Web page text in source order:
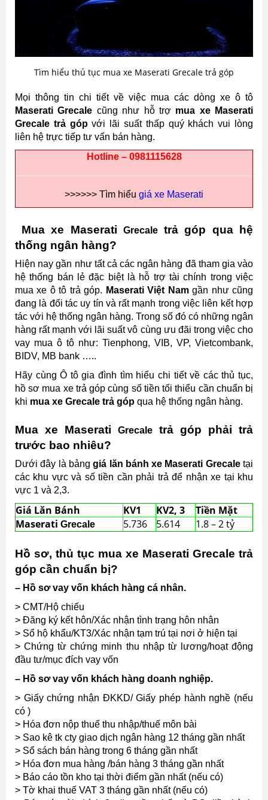
Tìm hiểu thủ tục mua xe Maserati Grecale trả góp
Mọi thông tin chi tiết về việc mua các dòng xe ô tô
Maserati Grecale cũng như hỗ trợ mua xe Maserati
Grecale trả gópvới lãi suất thấp quý khách vui lòng
liên hệ trực tiếp tư vấn bán hàng.
Hotline – 0981115628
>>>>>> Tìm hiểu giá xe Maserati
Mua xe Maserati Grecale trả góp qua hệ
thống ngân hàng?
Hiện nay gần như tất cả các ngân hàng đã tham gia vào
hệ thống bán lẻ đặc biệt là hỗ trợ tài chính trong việc
mua xe ô tô trả góp. Maserati Việt Namgần như cũng
đang là đối tác uy tín và rất mạnh trong việc liên kết hợp
tác với hệ thống ngân hàng. Trong số đó có những ngân
hàng rất mạnh với lãi suất vô cùng ưu đãi trong việc cho
vay mua ô tô như: Tienphong, VIB, VP, Vietcombank,
BIDV, MB bank …..
Hãy cùng Ô tô gia đình tìm hiểu chi tiết về các thủ tục,
hồ sơ mua xe trả góp cùng số tiền tối thiểu cần chuẩn bị
khi mua xe Grecale trả góp qua hệ thống ngân hàng.
Mua xe MaseratiGrecale trả góp phải trả
trước bao nhiêu?
Dưới đây là bảnggiá lăn bánh xe Maserati Grecaletại
các khu vực và số tiền cần phải trả để nhận xe tại khu
vực 1 và 2,3.
Giá Lăn Bánh KV1 KV2, 3
Tiền Mặt
Maserati Grecale 5.736 5.614 1.8 – 2 tỷ
Hồ sơ, thủ tục mua xe Maserati Grecale trả
góp cần chuẩn bị?
– Hồ sơ vay vốn khách hàng cá nhân.
> CMT/Hộ chiếu
> Đăng ký kết hôn/Xác nhận tình trạng hôn nhân
> Sổ hộ khẩu/KT3/Xác nhận tạm trú tại nơi ở hiện tại
> Chứng từ chứng minh thu nhập từ lương/hoạt động
đầu tư/mục đích vay vốn
– Hồ sơ vay vốn khách hàng doanh nghiệp.
> Giấy chứng nhận ĐKKD/ Giấy phép hành nghề (nếu
có )
> Hóa đơn nộp thuế thu nhập/thuế môn bài
> Sao kê tk cty giao dịch ngân hàng 12 tháng gần nhất
> Sổ sách bán hàng trong 6 tháng gần nhất
> Hóa đơn mua hàng /bán hàng 3 tháng gần nhất
> Báo cáo tồn kho tại thời điểm gần nhất (nếu có)
> Tờ khai thuế VAT 3 tháng gần nhất (nếu có)